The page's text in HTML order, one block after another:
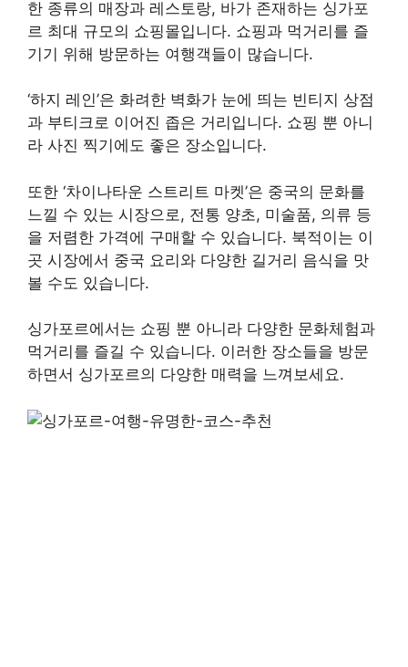
한 종류의 매장과 레스토랑, 바가 존재하는 싱가포
르 최대 규모의 쇼핑몰입니다. 쇼핑과 먹거리를 즐
기기 위해 방문하는 여행객들이 많습니다.
‘하지 레인’은 화려한 벽화가 눈에 띄는 빈티지 상점
과 부티크로 이어진 좁은 거리입니다. 쇼핑 뿐 아니
라 사진 찍기에도 좋은 장소입니다.
또한 ‘차이나타운 스트리트 마켓’은 중국의 문화를
느낄 수 있는 시장으로, 전통 양초, 미술품, 의류 등
을 저렴한 가격에 구매할 수 있습니다. 북적이는 이
곳 시장에서 중국 요리와 다양한 길거리 음식을 맛
볼 수도 있습니다.
싱가포르에서는 쇼핑 뿐 아니라 다양한 문화체험과
먹거리를 즐길 수 있습니다. 이러한 장소들을 방문
하면서 싱가포르의 다양한 매력을 느껴보세요.